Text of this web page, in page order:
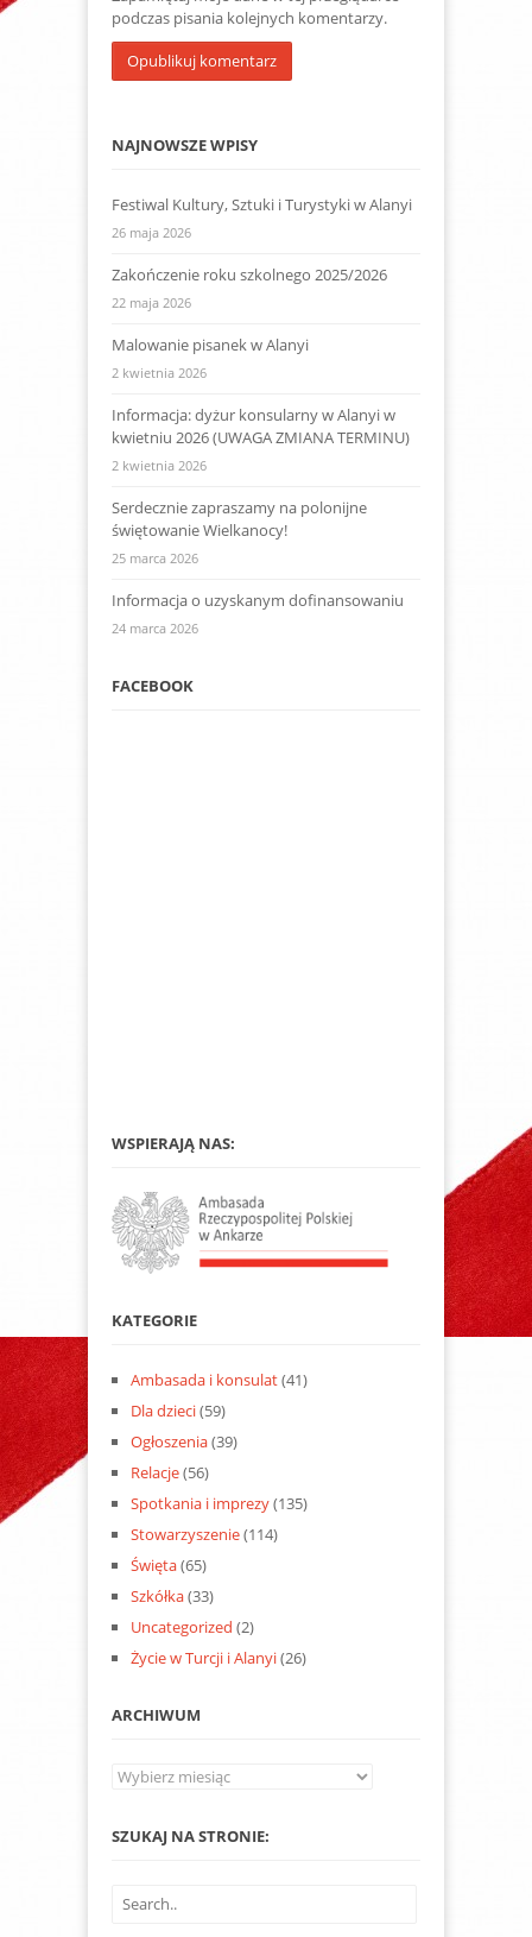
podczas pisania kolejnych komentarzy.
NAJNOWSZE WPISY
Festiwal Kultury, Sztuki i Turystyki w Alanyi
26 maja 2026
Zakończenie roku szkolnego 2025/2026
22 maja 2026
Malowanie pisanek w Alanyi
2 kwietnia 2026
Informacja: dyżur konsularny w Alanyi w
kwietniu 2026 (UWAGA ZMIANA TERMINU)
2 kwietnia 2026
Serdecznie zapraszamy na polonijne
świętowanie Wielkanocy!
25 marca 2026
Informacja o uzyskanym dofinansowaniu
24 marca 2026
FACEBOOK
WSPIERAJĄ NAS:
KATEGORIE
Ambasada i konsulat(41)
Dla dzieci(59)
Ogłoszenia(39)
Relacje(56)
Spotkania i imprezy(135)
Stowarzyszenie(114)
Święta(65)
Szkółka(33)
Uncategorized (2)
Życie w Turcji i Alanyi(26)
ARCHIWUM
Archiwum
SZUKAJ NA STRONIE: